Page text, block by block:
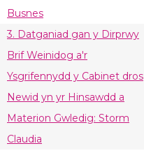
Busnes
3. Datganiad gan y Dirprwy
Brif Weinidog a'r
Ysgrifennydd y Cabinet dros
Newid yn yr Hinsawdd a
Materion Gwledig: Storm
Claudia